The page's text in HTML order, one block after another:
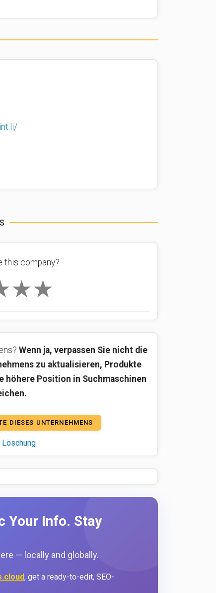
this company?
★
★
Wenn ja, verpassen Sie nicht die
zu aktualisieren, Produkte
höhere Position in Suchmaschinen
DIESES UNTERNEHMENS
Löschung
Your Info. Stay
— locally and globally.
, get a ready-to-edit, SEO-